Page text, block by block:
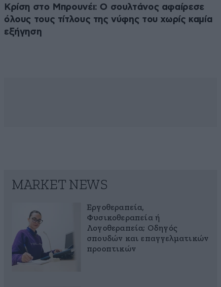
Κρίση στο Μπρουνέι: Ο σουλτάνος αφαίρεσε
όλους τους τίτλους της νύφης του χωρίς καμία
εξήγηση
MARKET NEWS
Εργοθεραπεία,
Φυσικοθεραπεία ή
Λογοθεραπεία; Οδηγός
σπουδών και επαγγελματικών
προοπτικών